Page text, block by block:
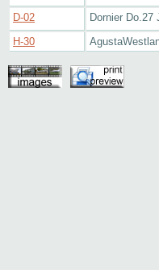
D-02
Dornier Do.27
H-30